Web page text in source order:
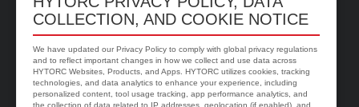
COLLECTION, AND COOKIE NOTICE
We have updated our Privacy Policy to comply with global privacy regulations
and to reflect important changes in how we collect and use data across
HYTORC Websites, Products, and Apps. HYTORC utilizes cookies, tracking
technologies, and data analytics to enhance your experience, including
personalized content, tool usage tracking, app performance analytics, and
the collection of data related to IP addresses, geolocation (if enabled), and